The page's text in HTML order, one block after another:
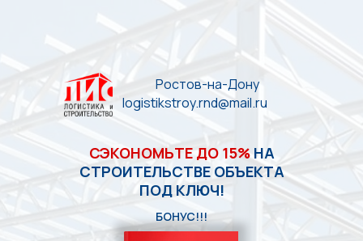
СЭКОНОМЬТЕ ДО 15%НА
СТРОИТЕЛЬСТВЕ ОБЪЕКТА
ПОД КЛЮЧ!
БОНУС!!!
Ростов-на-Дону
logistikstroy.rnd@mail.ru